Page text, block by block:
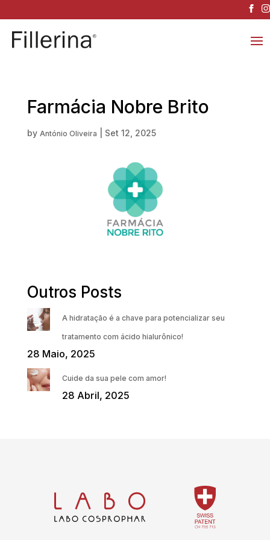
Farmácia Nobre Brito
by António Oliveira Set 12, 2025
Outros Posts
A hidratação é a chave para potencializar seu
tratamento com ácido hialurônico!
28 Maio, 2025
Cuide da sua pele com amor!
28 Abril, 2025